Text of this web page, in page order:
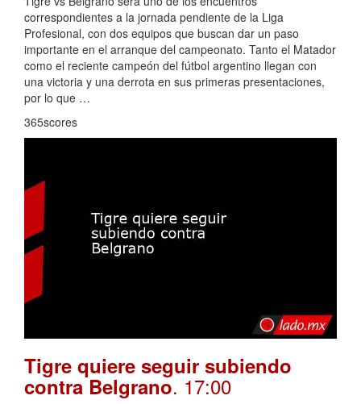
correspondientes a la jornada pendiente de la Liga
Profesional, con dos equipos que buscan dar un paso
importante en el arranque del campeonato. Tanto el Matador
como el reciente campeón del fútbol argentino llegan con
una victoria y una derrota en sus primeras presentaciones,
por lo que …
365scores
Tigre quiere seguir subiendo
contra Belgrano. 17:00